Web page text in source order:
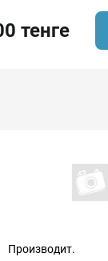
тенге
Производит.